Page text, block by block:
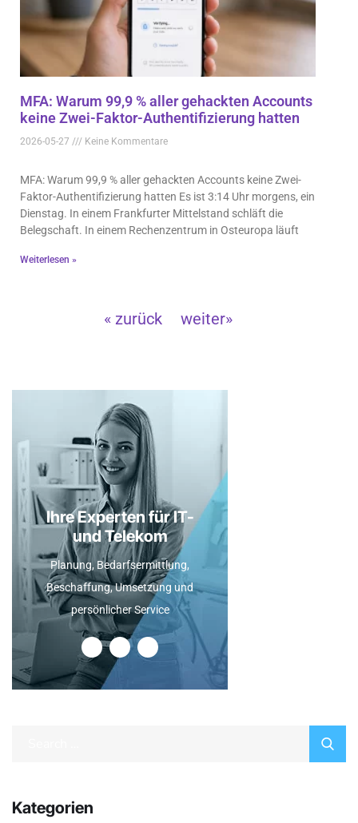
MFA: Warum 99,9 % aller gehackten Accounts
keine Zwei-Faktor-Authentifizierung hatten
2026-05-27 Keine Kommentare
MFA: Warum 99,9 % aller gehackten Accounts keine Zwei-
Faktor-Authentifizierung hatten Es ist 3:14 Uhr morgens, ein
Dienstag. In einem Frankfurter Mittelstand schläft die
Belegschaft. In einem Rechenzentrum in Osteuropa läuft
Weiterlesen »
« zurück weiter»
Ihre Experten für IT-
und Telekom
Planung, Bedarfsermittlung,
Beschaffung, Umsetzung und
persönlicher Service
Kategorien